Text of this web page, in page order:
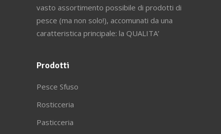
vasto assortimento possibile di prodotti di
pesce (ma non solo!), accomunati da una
caratteristica principale: la QUALITA’
Prodotti
Pesce Sfuso
Rosticceria
Pasticceria